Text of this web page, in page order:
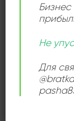
КАНТРИ
Ирина
Chmihova –
Не
Для